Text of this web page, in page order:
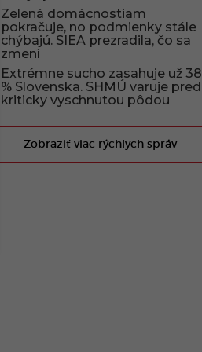
Zelená domácnostiam
pokračuje, no podmienky stále
chýbajú. SIEA prezradila, čo sa
zmení
Extrémne sucho zasahuje už 38
% Slovenska. SHMÚ varuje pred
kriticky vyschnutou pôdou
Zobraziť viac rýchlych správ